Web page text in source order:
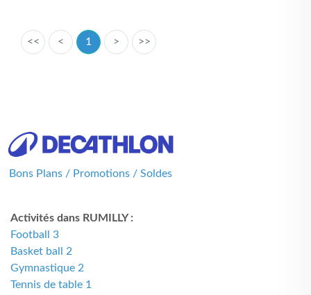
<< < 1 > >>
Bons Plans / Promotions / Soldes
Activités dans RUMILLY :
Football 3
Basket ball 2
Gymnastique 2
Tennis de table 1